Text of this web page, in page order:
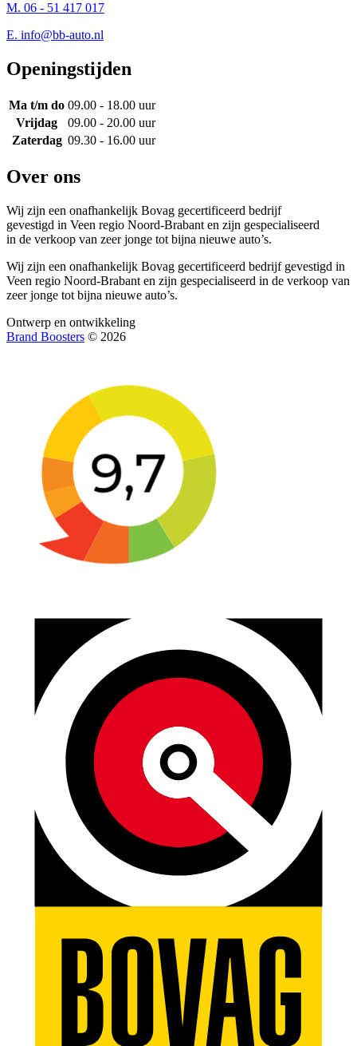
M. 06 - 51 417 017
E. info@bb-auto.nl
Openingstijden
Ma t/m do 09.00 - 18.00 uur
Vrijdag
09.00 - 20.00 uur
Zaterdag 09.30 - 16.00 uur
Over ons
Wij zijn een onafhankelijk Bovag gecertificeerd bedrijf
gevestigd in Veen regio Noord-Brabant en zijn gespecialiseerd
in de verkoop van zeer jonge tot bijna nieuwe auto’s.
Wij zijn een onafhankelijk Bovag gecertificeerd bedrijf gevestigd in
Veen regio Noord-Brabant en zijn gespecialiseerd in de verkoop van
zeer jonge tot bijna nieuwe auto’s.
Ontwerp en ontwikkeling
Brand Boosters © 2026